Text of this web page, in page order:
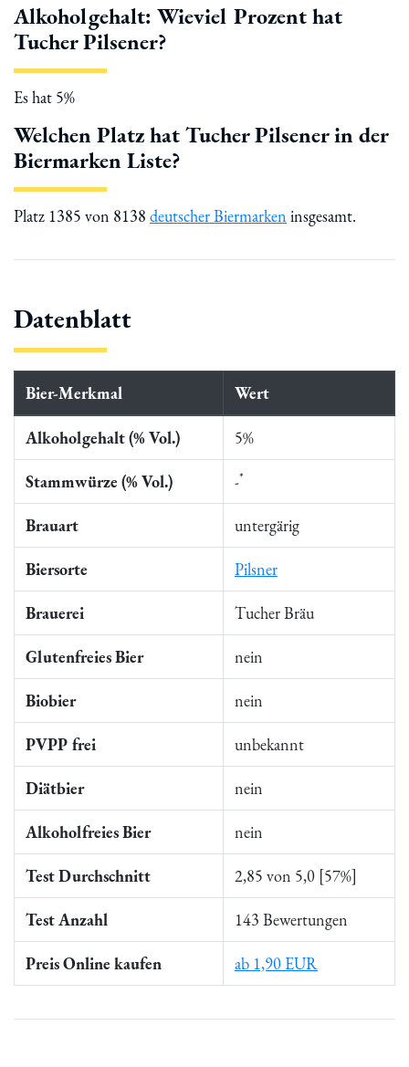
Alkoholgehalt: Wieviel Prozent hat
Tucher Pilsener?
Es hat 5%
Welchen Platz hat Tucher Pilsener in der
Biermarken Liste?
Platz 1385 von 8138 deutscher Biermarken insgesamt.
Datenblatt
Bier-Merkmal Wert
Alkoholgehalt (% Vol.) 5%
Stammwürze (% Vol.) -*
Brauart untergärig
Biersorte Pilsner
Brauerei Tucher Bräu
Glutenfreies Bier nein
Biobier nein
PVPP frei unbekannt
Diätbier nein
Alkoholfreies Bier nein
Test Durchschnitt 2,85 von 5,0 [57%]
Test Anzahl 143 Bewertungen
Preis Online kaufen ab 1,90 EUR